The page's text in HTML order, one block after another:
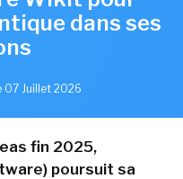
dans ses
07 Juillet 2026
fin 2025,
poursuit sa